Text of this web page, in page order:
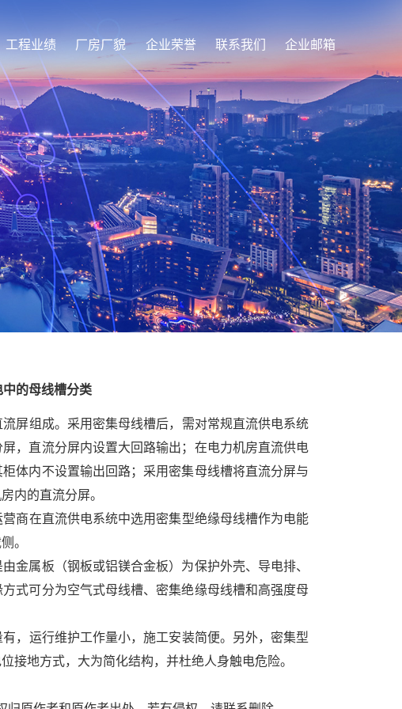
工程业绩 厂房厂貌 企业荣誉 联系我们 企业邮箱
的母线槽分类
屏组成。采用密集母线槽后，需对常规直流供电系统
，直流分屏内设置大回路输出；在电力机房直流供电
体内不设置输出回路；采用密集母线槽将直流分屏与
内的直流分屏。
商在直流供电系统中选用密集型绝缘母线槽作为电能
。
金属板（钢板或铝镁合金板）为保护外壳、导电排、
式可分为空气式母线槽、密集绝缘母线槽和高强度母
，运行维护工作量小，施工安装简便。另外，密集型
接地方式，大为简化结构，并杜绝人身触电危险。